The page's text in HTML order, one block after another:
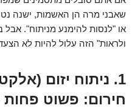
שאבני מרה הן האשמות, ישנה
או "לנסות להימנע מניתוח".
ולראות" הזה עלול להיות לא
1. ניתוח יזום
חירום: פשוט